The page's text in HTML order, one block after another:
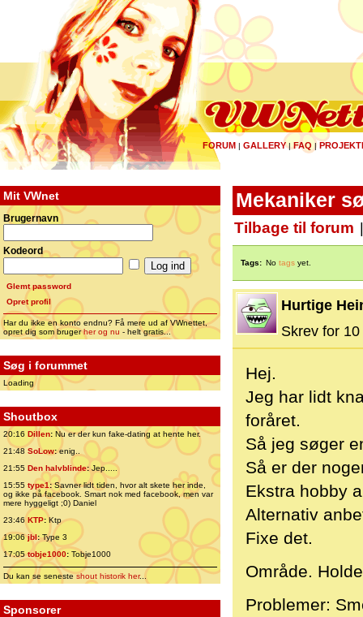
FORUM | GALLERY|FAQ |
Mit VWnet
Brugernavn
Kodeord
Glemt password
Opret profil
Har du ikke en konto endnu? Få mere ud af VWnettet,
opret dig som brugerher og nu - helt gratis...
Søg i forummet
Loading
Shoutbox
20:16 Dillen: Nu er der kun fake-dating at hente her.
21:48 SoLow:enig..
21:55 Den halvblinde:Jep.....
15:55 type1:Savner lidt tiden, hvor alt skete her inde,
og ikke på facebook. Smart nok med facebook, men var
mere hyggeligt ;0) Daniel
23:46 KTP:Ktp
19:06jbl:Type 3
17:05tobje1000: Tobje1000
Du kan se senesteshout historik her...
Sponsorer
Mekaniker
Tilbage til forum
Tags: No tags yet.
Hurtige
Skrev for
Hej.
Jeg har lidt
foråret.
Så jeg søger
Så er der
Ekstra hobby
Alternativ
Fixe det.
Område.
Problemer: